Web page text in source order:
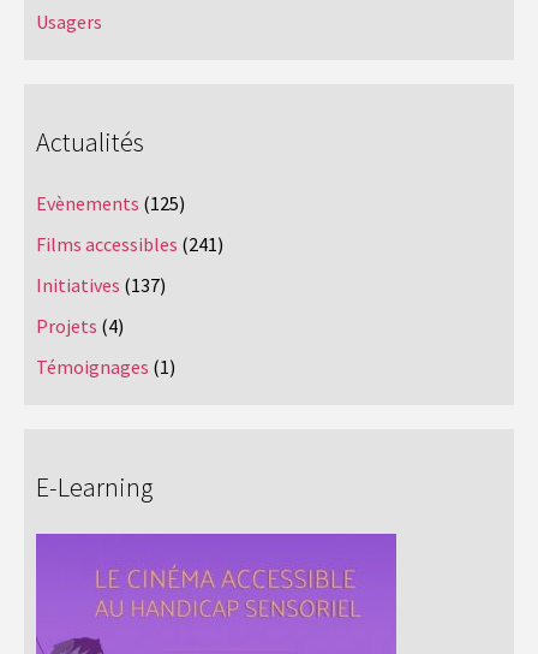
Usagers
Actualités
Evènements (125)
Films accessibles (241)
Initiatives (137)
Projets (4)
Témoignages (1)
E-Learning